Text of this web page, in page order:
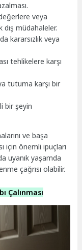
veya
müdahaleler.
kararsızlık veya
tehlikelere karşı
tutuma karşı bir
bir şeyin
ve başa
için önemli ipuçları
uyanık yaşamda
çağrısı olabilir.
Çalınması